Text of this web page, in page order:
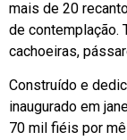
mais de 20
de contemplação.
cachoeiras,
Construído e
inaugurado em
70 mil fiéis por